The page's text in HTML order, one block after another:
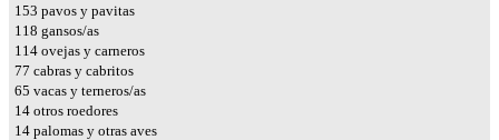
197 pavos y pavitas
152 gansos/as
147 ovejas y carneros
98 cabras y cabritos
83 vacas y terneros/as
19 otros roedores
18 palomas y otras aves